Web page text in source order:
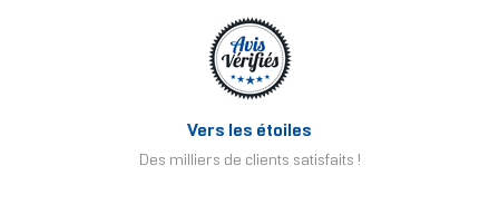
Vers les étoiles
Des milliers de clients satisfaits !